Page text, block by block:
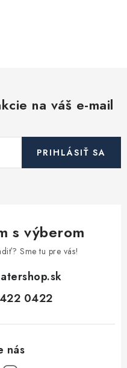
na váš e-mail
PRIHLÁSIŤ SA
s výberom
Sme tu pre vás!
0422